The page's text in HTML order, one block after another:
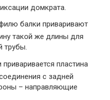
домкрата.
балки приваривают
такой же длины для
трубы.
пластина
с задней
– направляющие